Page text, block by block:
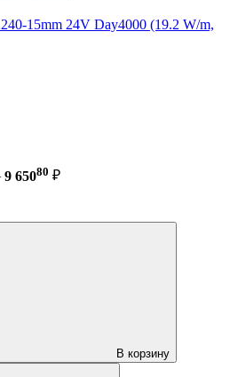
15mm 24V Day4000 (19.2 W/m,
9 65080 ₽
В корзину